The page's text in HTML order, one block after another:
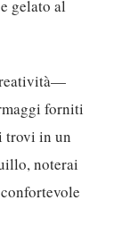
gelato al
forniti
trovi in un
noterai